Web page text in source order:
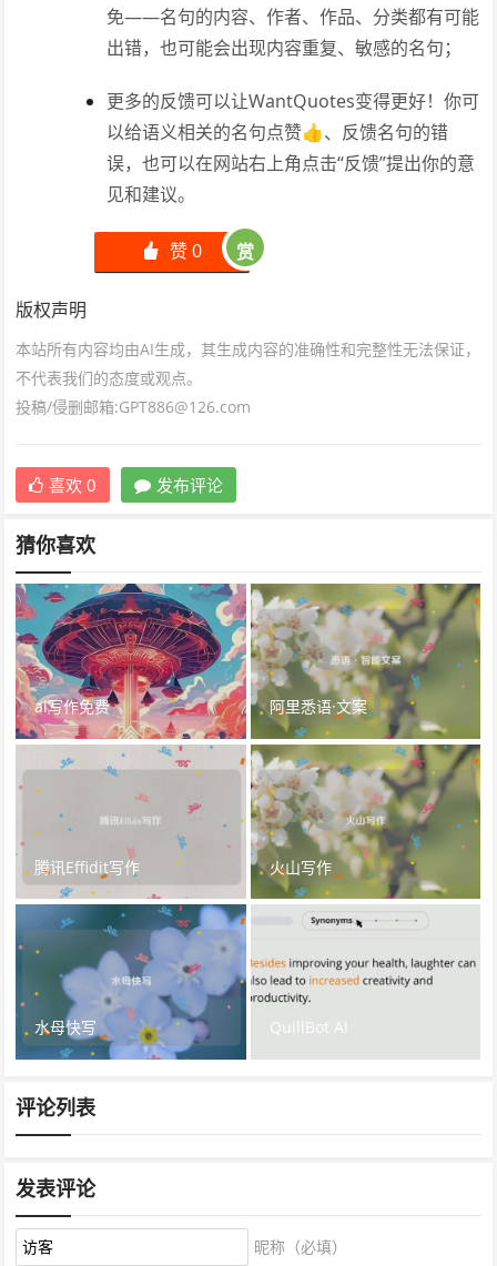
免——名句的内容、作者、作品、分类都有可能
出错，也可能会出现内容重复、敏感的名句；
更多的反馈可以让WantQuotes变得更好！你可
以给语义相关的名句点赞👍、反馈名句的错
误，也可以在网站右上角点击“反馈”提出你的意
见和建议。
󰄼 赞0 赏
版权声明
本站所有内容均由AI生成，其生成内容的准确性和完整性无法保证，
不代表我们的态度或观点。
投稿/侵删邮箱:GPT886@126.com
喜欢 0 发布评论
猜你喜欢
ai写作免费 阿里悉语·文案
腾讯Effidit写作 火山写作
水母快写 QuillBot AI
评论列表
发表评论
昵称（必填）